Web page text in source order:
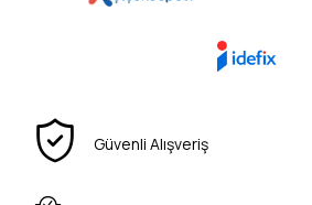
Güvenli Alışveriş